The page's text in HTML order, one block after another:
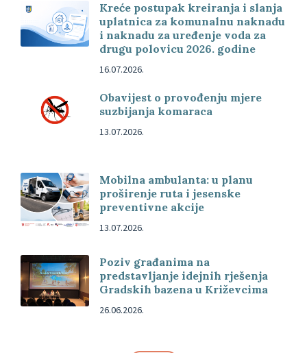
Kreće postupak kreiranja i slanja
uplatnica za komunalnu naknadu
i naknadu za uređenje voda za
drugu polovicu 2026. godine
16.07.2026.
Obavijest o provođenju mjere
suzbijanja komaraca
13.07.2026.
Mobilna ambulanta: u planu
proširenje ruta i jesenske
preventivne akcije
13.07.2026.
Poziv građanima na
predstavljanje idejnih rješenja
Gradskih bazena u Križevcima
26.06.2026.